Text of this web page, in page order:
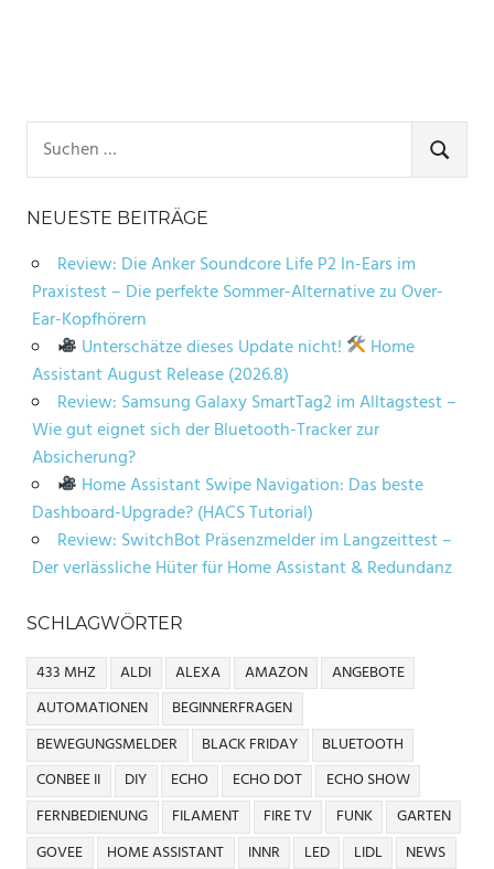
nach:
SUCHEN
NEUESTE BEITRÄGE
Review: Die Anker Soundcore Life P2 In-Ears im
Praxistest – Die perfekte Sommer-Alternative zu Over-
Ear-Kopfhörern
Unterschätze dieses Update nicht!
Home
Assistant August Release (2026.8)
Review: Samsung Galaxy SmartTag2 im Alltagstest –
Wie gut eignet sich der Bluetooth-Tracker zur
Absicherung?
Home Assistant Swipe Navigation: Das beste
Dashboard-Upgrade? (HACS Tutorial)
Review: SwitchBot Präsenzmelder im Langzeittest –
Der verlässliche Hüter für Home Assistant & Redundanz
SCHLAGWÖRTER
433 MHZ ALDI ALEXA AMAZON
ANGEBOTE
AUTOMATIONEN
BEGINNERFRAGEN
BEWEGUNGSMELDER
BLACK FRIDAY
BLUETOOTH
CONBEE II
DIY ECHO ECHO DOT
ECHO SHOW
FERNBEDIENUNG
FILAMENT FIRE TV FUNK
GARTEN
GOVEE
HOME ASSISTANT INNR LED LIDL
NEWS